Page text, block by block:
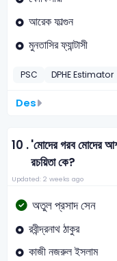
আরেক ফাল্গুন
মুনতাসির ফ্যান্টাসী
PSC DPHE Estimator
Des
10 .'মোদের গরব মোদের
রচয়িতা কে?
Updated: 2 weeks ago
অতুল প্রসাদ সেন
রবীন্দ্রনাথ ঠাকুর
কাজী নজরুল ইসলাম